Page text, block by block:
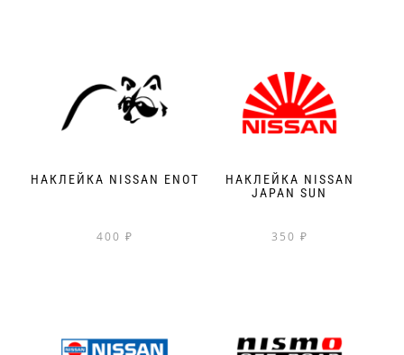
НАКЛЕЙКА NISSAN ENOT
400 ₽
НАКЛЕЙКА NISSAN
JAPAN SUN
350 ₽